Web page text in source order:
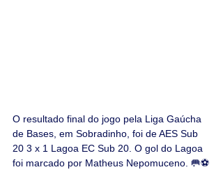
O resultado final do jogo pela Liga Gaúcha
de Bases, em Sobradinho, foi de AES Sub
20 3 x 1 Lagoa EC Sub 20. O gol do Lagoa
foi marcado por Matheus Nepomuceno. 🥅⚽